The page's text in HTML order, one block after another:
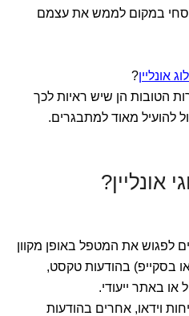
סחי במקום לממש את עצמם
אונליין?
הטובות הן שיש ראיות לכך
להועיל מאוד למתבגרים.
אונליין?
לפגוש את המטפל באופן מקוון
בסקייפ) בהודעות טקסט,
או באתר ייעודי.
וידאו, אחרים בהודעות